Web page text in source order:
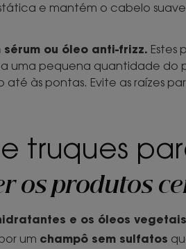
e mantém o cabelo
sérum ou óleo anti-frizz. Estes
uma pequena quantidade do
até às pontas. Evite as raízes
truques
os produtos
e os óleos
um champô sem sulfatos